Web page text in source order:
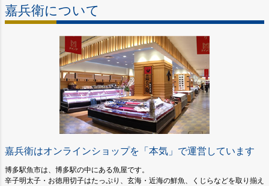
嘉兵衛について
嘉兵衛はオンラインショップを「本気」で運営しています
博多駅魚市は、博多駅の中にある魚屋です。
辛子明太子・お徳用切子はたっぷり、玄海・近海の鮮魚、くじらなどを取り揃え